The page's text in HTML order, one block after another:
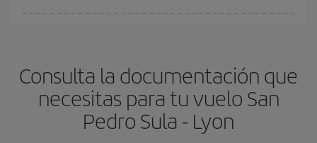
Consulta la documentación que
necesitas para tu vuelo San
Pedro Sula - Lyon